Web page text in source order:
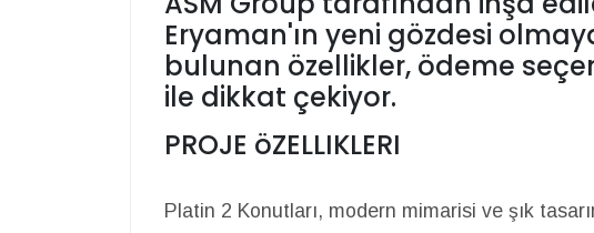
Eryaman'ın yeni gözdesi
bulunan özellikler, ödeme
ile dikkat çekiyor.
PROJE öZELLIKLERI
Platin 2 Konutları, modern mimarisi ve şık